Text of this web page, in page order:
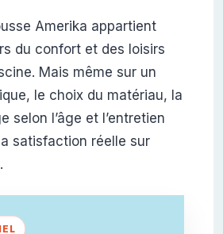
Amerika appartient
du confort et des loisirs
Mais même sur un
le choix du matériau, la
selon l’âge et l’entretien
satisfaction réelle sur